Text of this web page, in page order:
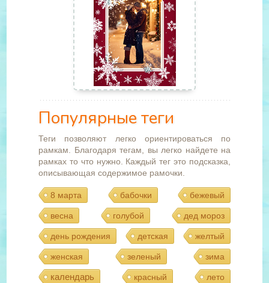
Популярные теги
Теги позволяют легко ориентироваться по
рамкам. Благодаря тегам, вы легко найдете на
рамках то что нужно. Каждый тег это подсказка,
описывающая содержимое рамочки.
8 марта бабочки бежевый
весна голубой дед мороз
день рождения детская желтый
женская зеленый зима
календарь красный лето